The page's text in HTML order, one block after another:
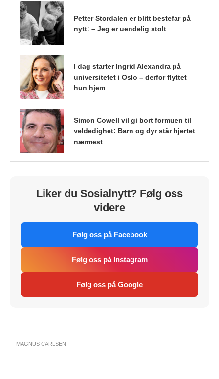
Petter Stordalen er blitt bestefar på
nytt: – Jeg er uendelig stolt
I dag starter Ingrid Alexandra på
universitetet i Oslo – derfor flyttet
hun hjem
Simon Cowell vil gi bort formuen til
veldedighet: Barn og dyr står hjertet
nærmest
Liker du Sosialnytt? Følg oss
videre
Følg oss på Facebook
Følg oss på Instagram
Følg oss på Google
MAGNUS CARLSEN